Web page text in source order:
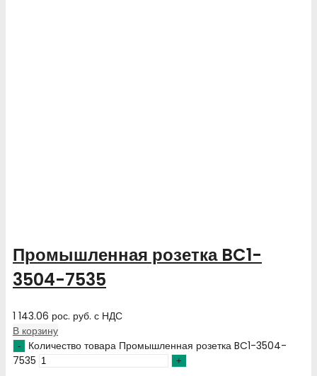
Промышленная розетка BC1-
3504-7535
1 143.06 рос. руб. с НДС
В корзину
Количество товара Промышленная розетка BC1-3504-
7535